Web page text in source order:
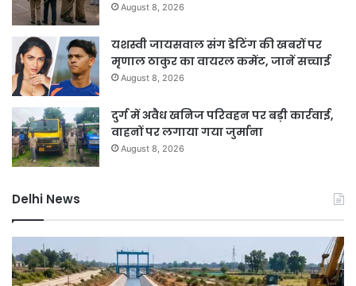
August 8, 2026
यशस्वी जायसवाल संग डेटिंग की खबरों पर
मृणाल ठाकुर का वायरल कमेंट, जानें सच्चाई
August 8, 2026
दुर्ग में अवैध खनिज परिवहन पर बड़ी कार्रवाई,
वाहनों पर लगाया गया जुर्माना
August 8, 2026
Delhi News
नहर
होगी
में